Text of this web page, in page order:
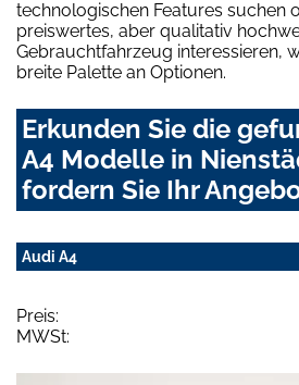
technologischen Features suchen
preiswertes, aber qualitativ
Gebrauchtfahrzeug interessieren,
breite Palette an Optionen.
Erkunden Sie die
A4 Modelle in
fordern Sie Ihr
Audi A4
Preis:
MWSt: